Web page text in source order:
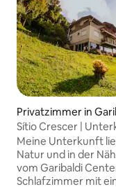
Privatzimmer in
Sítio Crescer |
Meine Unterkunft
Natur und in der
vom Garibaldi
Schlafzimmer mit